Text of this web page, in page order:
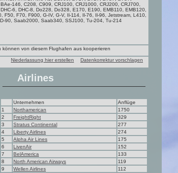
BAe-146, C208, C909, CRJ100, CRJ1000, CRJ200, CRJ700,
6, DHC-8, Do228, Do328, E170, E190, EMB110, EMB120,
F50, F70, F900, G-IV, G-V, Il-114, Il-76, Il-96, Jetstream, L410,
90, Saab2000, Saab340, SSJ100, Tu-204, Tu-214
können von diesem Flughafen aus kooperieren
Niederlassung hier erstellen Datenkorrektur vorschlagen
Airlines
Unternehmen
Anflüge
1
Northamerican
1750
2
FreightRight
329
3
Stratus Continental
277
4
Liberty Airlines
274
5
Alpha Air Lines
175
6
LivenAir
152
7
BelAmerica
133
8
North American Airways
119
9
Wellen Airlines
112